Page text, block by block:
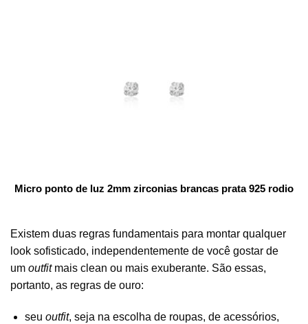
Micro ponto de luz 2mm zirconias brancas prata 925 rodio
Existem duas regras fundamentais para montar qualquer
look sofisticado, independentemente de você gostar de
um outfitmais clean ou mais exuberante. São essas,
portanto, as regras de ouro:
seu outfit, seja na escolha de roupas, de acessórios,